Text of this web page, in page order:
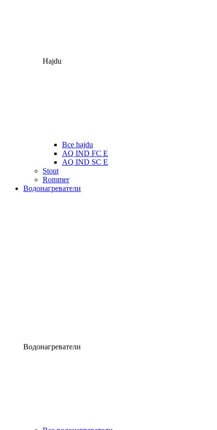
Hajdu
Все hajdu
AQ IND FC E
AQ IND SC E
Stout
Rommer
Водонагреватели
Водонагреватели